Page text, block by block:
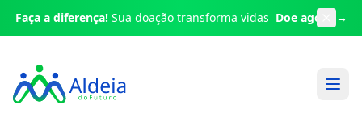
Faça a diferença!Sua doação transforma vidas Doe agora →